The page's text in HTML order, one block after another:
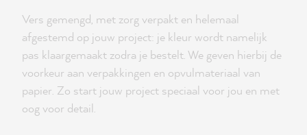
Vers gemengd, met zorg verpakt en helemaal
afgestemd op jouw project: je kleur wordt namelijk
pas klaargemaakt zodra je bestelt. We geven hierbij de
voorkeur aan verpakkingen en opvulmateriaal van
papier. Zo start jouw project speciaal voor jou en met
oog voor detail.